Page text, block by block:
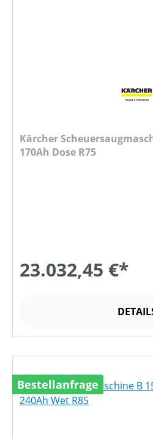
Kärcher
170Ah Dose R75
23.032,45 €*
Bestellanfrage